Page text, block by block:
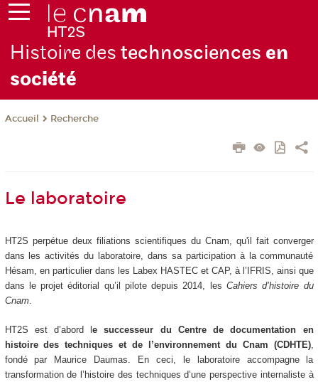
Histoire des technosciences en
société
Accueil Recherche
Le laboratoire
HT2S perpétue deux filiations scientifiques du Cnam, qu'il fait converger
dans les activités du laboratoire, dans sa participation à la communauté
Hésam, en particulier dans les Labex HASTEC et CAP, à l’IFRIS, ainsi que
dans le projet éditorial qu’il pilote depuis 2014, les Cahiers d’histoire du
Cnam.
HT2S est d’abord le successeur du Centre de documentation en
histoire des techniques et de l’environnement du Cnam (CDHTE),
fondé par Maurice Daumas. En ceci, le laboratoire accompagne la
transformation de l’histoire des techniques d’une perspective internaliste à